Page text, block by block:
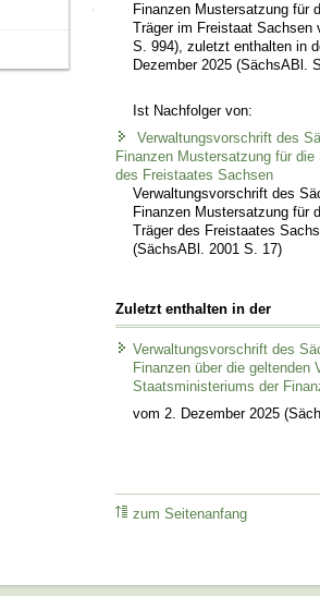
Finanzen Mustersatzung für
Träger im Freistaat Sachsen
S. 994), zuletzt enthalten in
Dezember 2025 (SächsABl.
Ist Nachfolger von:
Verwaltungsvorschrift des
Finanzen Mustersatzung für
des Freistaates Sachsen
Verwaltungsvorschrift des
Finanzen Mustersatzung für
Träger des Freistaates
(SächsABl. 2001 S. 17)
Zuletzt enthalten in der
Verwaltungsvorschrift des
Finanzen über die geltenden
Staatsministeriums der
vom 2. Dezember 2025
zum Seitenanfang